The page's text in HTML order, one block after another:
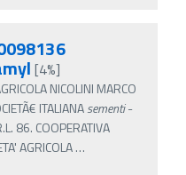
[4%]
NICOLINI MARCO
ITALIANAsementi-
86. COOPERATIVA
AGRICOLA…